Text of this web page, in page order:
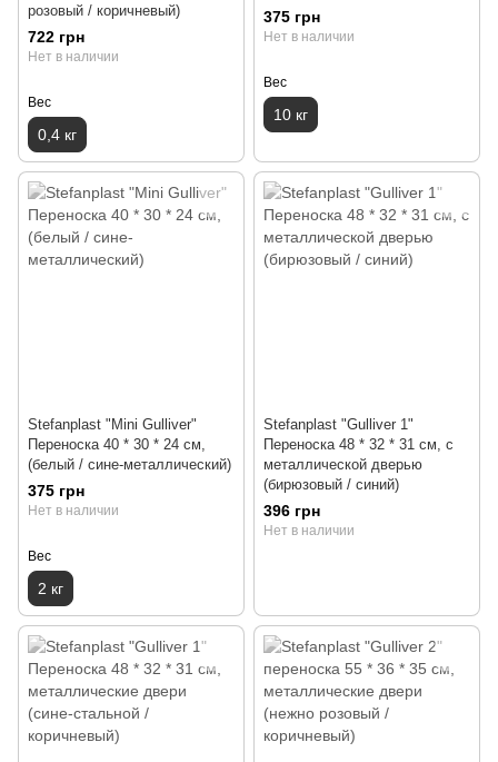
розовый / коричневый)
722 грн
Нет в наличии
Вес
0,4 кг
375 грн
Нет в наличии
Вес
10 кг
Stefanplast "Mini Gulliver"
Переноска 40 * 30 * 24 см,
(белый / сине-металлический)
375 грн
Нет в наличии
Вес
2 кг
Stefanplast "Gulliver 1"
Переноска 48 * 32 * 31 см, с
металлической дверью
(бирюзовый / синий)
396 грн
Нет в наличии